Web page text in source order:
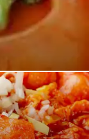
姿煮』をぜひご賞
理をご用意ござい
有名料理人。食材
す。